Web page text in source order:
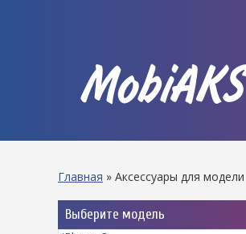
MobiAKS
Главная » Аксессуары для модели
Выберите модель